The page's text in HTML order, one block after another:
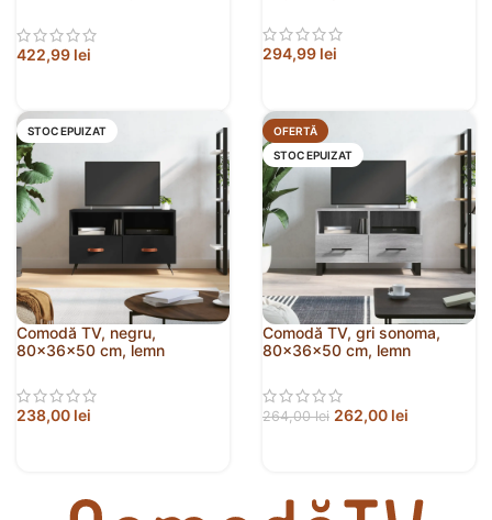
422,99 lei 294,99 lei
STOC EPUIZAT
Comodă TV, negru,
80x36x50 cm, lemn
238,00 lei
OFERTĂ
STOC EPUIZAT
Comodă TV, gri sonoma,
80x36x50 cm, lemn
264,00lei 262,00 lei